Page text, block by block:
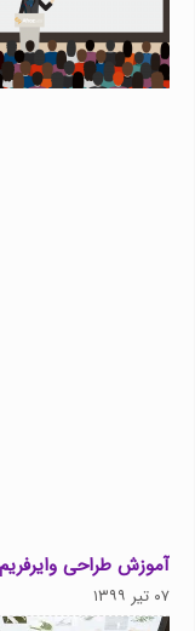
آموزش طراحی
۰۷ تیر ۱۳۹۹